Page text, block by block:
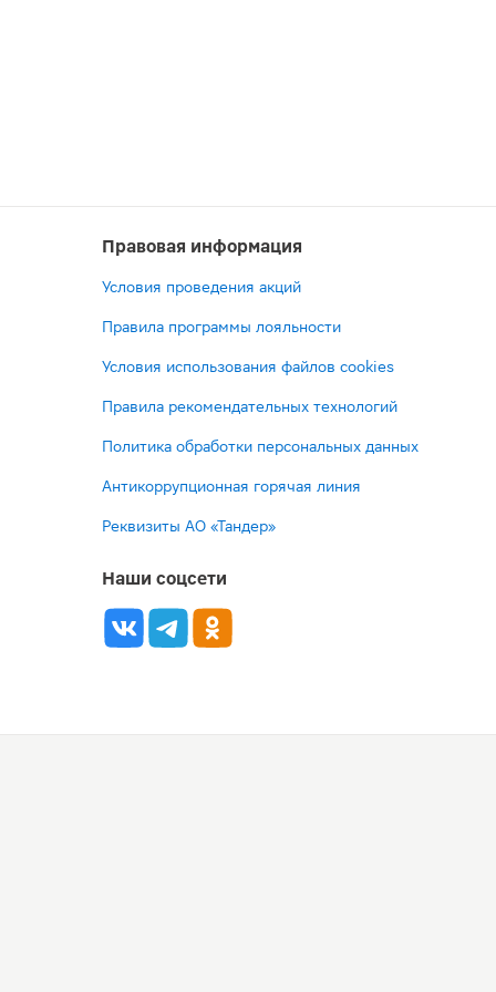
Правовая информация
Условия проведения акций
Правила программы лояльности
Условия использования файлов cookies
Правила рекомендательных технологий
Политика обработки персональных данных
Антикоррупционная горячая линия
Реквизиты АО «Тандер»
Наши соцсети